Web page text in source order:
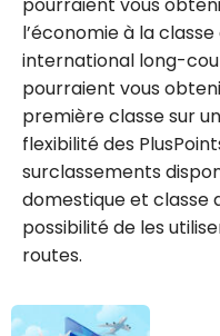
l’économie à la
international long-
pourraient vous
première classe sur
flexibilité des
surclassements
domestique et classe
possibilité de les
routes.